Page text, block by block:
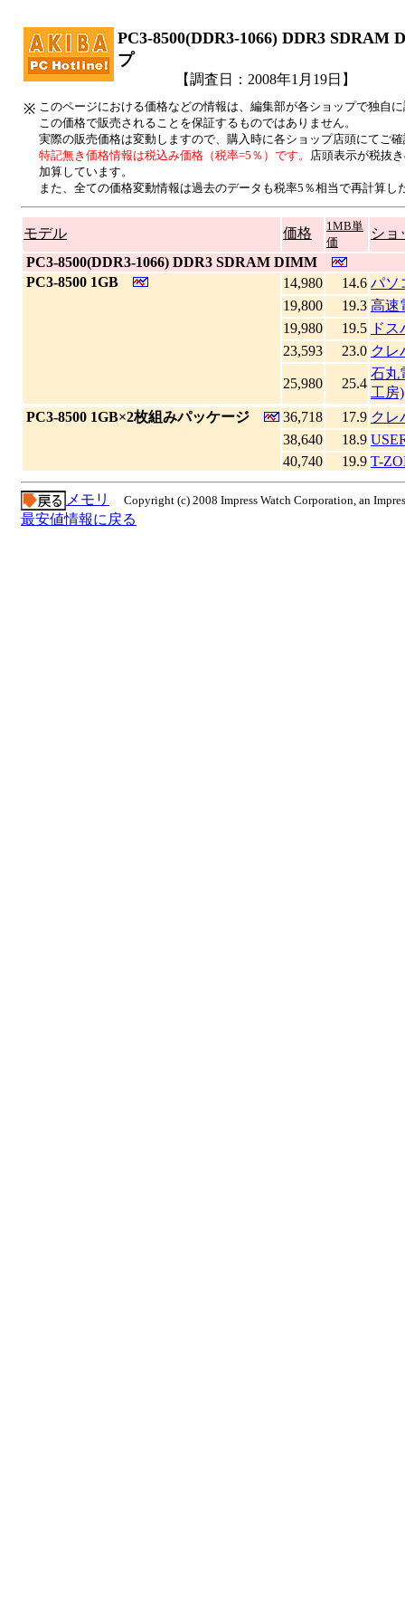
PC3-8500(DDR3-1066) DDR3 SDRAM
プ
【調査日：2008年1月19日】
※ このページにおける価格などの情報は、編集部が各ショップで独自
この価格で販売されることを保証するものではありません。
実際の販売価格は変動しますので、購入時に各ショップ店頭にてご
特記無き価格情報は税込み価格（税率=5％）です。 店頭表示が税抜
加算しています。
また、全ての価格変動情報は過去のデータも税率5％相当で再計算し
モデル 価格
1MB単
価
ショ
PC3-8500(DDR3-1066) DDR3 SDRAM DIMM
PC3-8500 1GB 14,980 14.6 パソ
19,800
19.3 高速
19,980
19.5 ド
23,593
23.0 クレ
25,980 25.4
石丸
工房)
PC3-8500 1GB×2枚組みパッケージ 36,718 17.9 クレ
38,640
18.9
40,740
19.9 T-
Copyright (c) 2008 Impress Watch Corporation, an
メモリ
最安値情報に戻る